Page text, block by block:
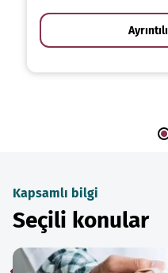
Kapsamlı bilgi
Seçili konular